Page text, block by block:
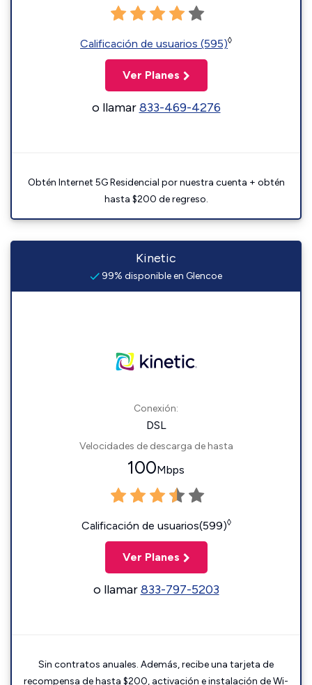
Calificación de usuarios (595)◊
Ver Planes
o llamar833-469-4276
Obtén Internet 5G Residencial por nuestra cuenta + obtén
hasta $200 de regreso.
Kinetic
99% disponible en Glencoe
Conexión:
DSL
Velocidades de descarga de hasta
100Mbps
Calificación de usuarios(599)◊
Ver Planes
o llamar833-797-5203
Sin contratos anuales. Además, recibe una tarjeta de
recompensa de hasta $200, activación e instalación de Wi-